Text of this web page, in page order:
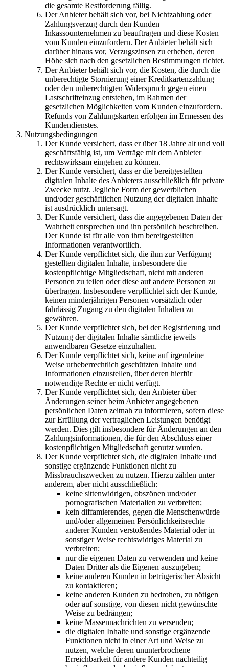
die gesamte Restforderung fällig.
Der Anbieter behält sich vor, bei Nichtzahlung oder
Zahlungsverzug durch den Kunden
Inkassounternehmen zu beauftragen und diese Kosten
vom Kunden einzufordern. Der Anbieter behält sich
darüber hinaus vor, Verzugszinsen zu erheben, deren
Höhe sich nach den gesetzlichen Bestimmungen richtet.
Der Anbieter behält sich vor, die Kosten, die durch die
unberechtigte Stornierung einer Kreditkartenzahlung
oder den unberechtigten Widerspruch gegen einen
Lastschrifteinzug entstehen, im Rahmen der
gesetzlichen Möglichkeiten vom Kunden einzufordern.
Refunds von Zahlungskarten erfolgen im Ermessen des
Kundendienstes.
Nutzungsbedingungen
Der Kunde versichert, dass er über 18 Jahre alt und voll
geschäftsfähig ist, um Verträge mit dem Anbieter
rechtswirksam eingehen zu können.
Der Kunde versichert, dass er die bereitgestellten
digitalen Inhalte des Anbieters ausschließlich für private
Zwecke nutzt. Jegliche Form der gewerblichen
und/oder geschäftlichen Nutzung der digitalen Inhalte
ist ausdrücklich untersagt.
Der Kunde versichert, dass die angegebenen Daten der
Wahrheit entsprechen und ihn persönlich beschreiben.
Der Kunde ist für alle von ihm bereitgestellten
Informationen verantwortlich.
Der Kunde verpflichtet sich, die ihm zur Verfügung
gestellten digitalen Inhalte, insbesondere die
kostenpflichtige Mitgliedschaft, nicht mit anderen
Personen zu teilen oder diese auf andere Personen zu
übertragen. Insbesondere verpflichtet sich der Kunde,
keinen minderjährigen Personen vorsätzlich oder
fahrlässig Zugang zu den digitalen Inhalten zu
gewähren.
Der Kunde verpflichtet sich, bei der Registrierung und
Nutzung der digitalen Inhalte sämtliche jeweils
anwendbaren Gesetze einzuhalten.
Der Kunde verpflichtet sich, keine auf irgendeine
Weise urheberrechtlich geschützten Inhalte und
Informationen einzustellen, über deren hierfür
notwendige Rechte er nicht verfügt.
Der Kunde verpflichtet sich, den Anbieter über
Änderungen seiner beim Anbieter angegebenen
persönlichen Daten zeitnah zu informieren, sofern diese
zur Erfüllung der vertraglichen Leistungen benötigt
werden. Dies gilt insbesondere für Änderungen an den
Zahlungsinformationen, die für den Abschluss einer
kostenpflichtigen Mitgliedschaft genutzt wurden.
Der Kunde verpflichtet sich, die digitalen Inhalte und
sonstige ergänzende Funktionen nicht zu
Missbrauchszwecken zu nutzen. Hierzu zählen unter
anderem, aber nicht ausschließlich:
keine sittenwidrigen, obszönen und/oder
pornografischen Materialien zu verbreiten;
kein diffamierendes, gegen die Menschenwürde
und/oder allgemeinen Persönlichkeitsrechte
anderer Kunden verstoßendes Material oder in
sonstiger Weise rechtswidriges Material zu
verbreiten;
nur die eigenen Daten zu verwenden und keine
Daten Dritter als die Eigenen auszugeben;
keine anderen Kunden in betrügerischer Absicht
zu kontaktieren;
keine anderen Kunden zu bedrohen, zu nötigen
oder auf sonstige, von diesen nicht gewünschte
Weise zu bedrängen;
keine Massennachrichten zu versenden;
die digitalen Inhalte und sonstige ergänzende
Funktionen nicht in einer Art und Weise zu
nutzen, welche deren ununterbrochene
Erreichbarkeit für andere Kunden nachteilig